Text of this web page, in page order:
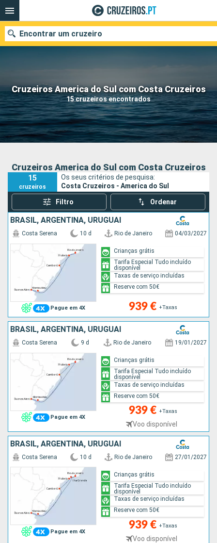
Cruzeiros America do Sul com Costa Cruzeiros
15 cruzeiros encontrados
Encontrar um cruzeiro
Quando ir?
Data de partida
Portos Companhias
Cruzeiros America do Sul com Costa Cruzeiros
15
cruzeiros
Os seus critérios de pesquisa:
Costa Cruzeiros - America do Sul
Filtro Ordenar
BRASIL, ARGENTINA, URUGUAI
Pague em 4X
Costa Serena 10 d Rio de Janeiro 04/03/2027
939 € +Taxas
Crianças grátis
Tarifa Especial Tudo incluído
disponível
Taxas de serviço incluídas
Reserve com 50€
BRASIL, ARGENTINA, URUGUAI
Pague em 4X
Costa Serena 9 d Rio de Janeiro 19/01/2027
939 € +Taxas
Voo disponível
Crianças grátis
Tarifa Especial Tudo incluído
disponível
Taxas de serviço incluídas
Reserve com 50€
BRASIL, ARGENTINA, URUGUAI
Pague em 4X
Costa Serena 10 d Rio de Janeiro 27/01/2027
939 € +Taxas
Voo disponível
Crianças grátis
Tarifa Especial Tudo incluído
disponível
Taxas de serviço incluídas
Reserve com 50€